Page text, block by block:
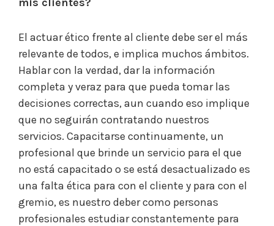
El actuar ético frente al cliente debe ser el más
relevante de todos, e implica muchos ámbitos.
Hablar con la verdad, dar la información
completa y veraz para que pueda tomar las
decisiones correctas, aun cuando eso implique
que no seguirán contratando nuestros
servicios. Capacitarse continuamente, un
profesional que brinde un servicio para el que
no está capacitado o se está desactualizado es
una falta ética para con el cliente y para con el
gremio, es nuestro deber como personas
profesionales estudiar constantemente para